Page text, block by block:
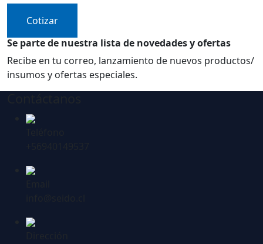
Cotizar
Se parte de nuestra lista de novedades y ofertas
Recibe en tu correo, lanzamiento de nuevos productos/
insumos y ofertas especiales.